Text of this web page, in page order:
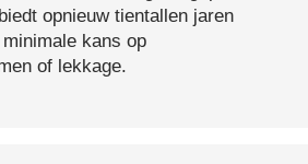
opnieuw tientallen jaren
kans op
of lekkage.